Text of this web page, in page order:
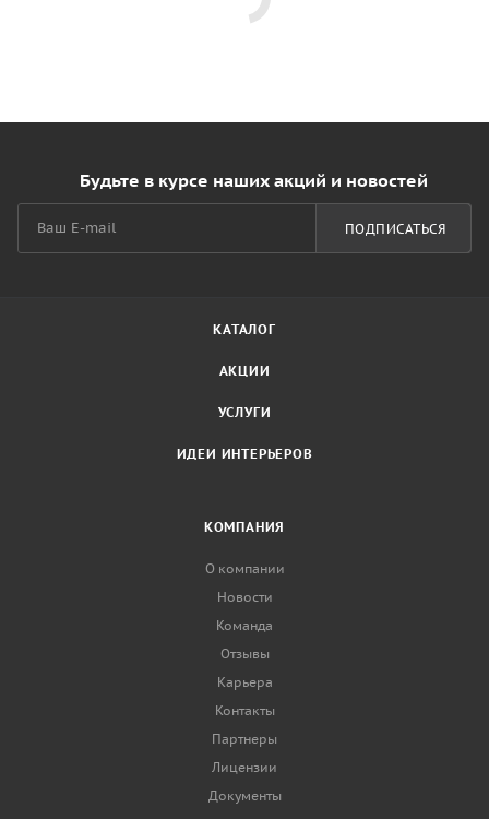
Будьте в курсе наших акций и новостей
ПОДПИСАТЬСЯ
КАТАЛОГ
АКЦИИ
УСЛУГИ
ИДЕИ ИНТЕРЬЕРОВ
КОМПАНИЯ
О компании
Новости
Команда
Отзывы
Карьера
Контакты
Партнеры
Лицензии
Документы